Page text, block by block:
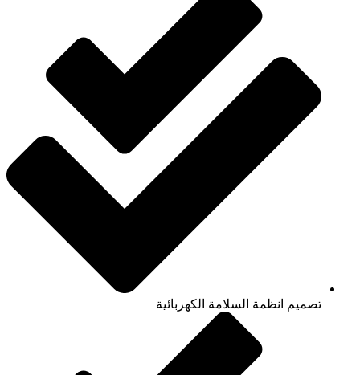
تصميم انظمة السلامة الكهربائية